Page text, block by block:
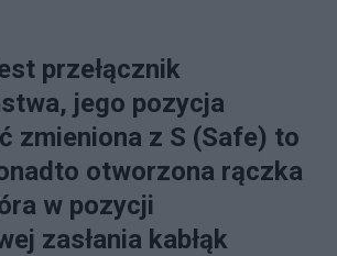
przełącznik
jego pozycja
zmieniona z S (Safe) to
otworzona rączka
w pozycji
zasłania kabłąk